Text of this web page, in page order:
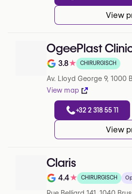
View
OgeePlast
Note de 3.8 sur 5 sur
3.8★ CHIRURGISCH
Av. Lloyd George 9, 1000
View map
+32 2 318 55 11
View
Claris
Note de 4.4 sur 5 sur
4.4★ CHIRURGISCH